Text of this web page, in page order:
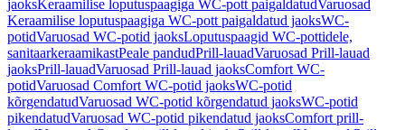
jaoksKeraamilise loputuspaagiga WC-pott paigaldatudVaruosad
Keraamilise loputuspaagiga WC-pott paigaldatud jaoksWC-
potidVaruosad WC-potid jaoksLoputuspaagid WC-pottidele,
sanitaarkeraamikastPeale pandudPrill-lauadVaruosad Prill-lauad
jaoksPrill-lauadVaruosad Prill-lauad jaoksComfort WC-
potidVaruosad Comfort WC-potid jaoksWC-potid
kõrgendatudVaruosad WC-potid kõrgendatud jaoksWC-potid
pikendatudVaruosad WC-potid pikendatud jaoksComfort prill-